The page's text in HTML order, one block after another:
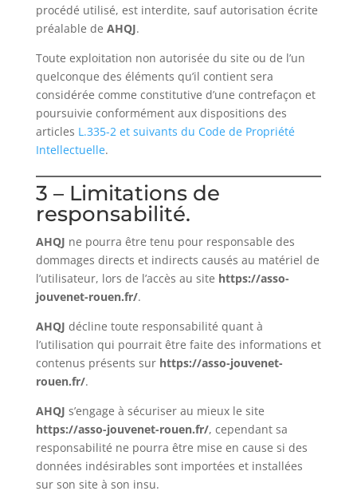
procédé utilisé, est interdite, sauf autorisation écrite
préalable de AHQJ.
Toute exploitation non autorisée du site ou de l’un
quelconque des éléments qu’il contient sera
considérée comme constitutive d’une contrefaçon et
poursuivie conformément aux dispositions des
articles L.335-2 et suivants du Code de Propriété
Intellectuelle.
3 – Limitations de
responsabilité.
AHQJ ne pourra être tenu pour responsable des
dommages directs et indirects causés au matériel de
l’utilisateur, lors de l’accès au site https://asso-
jouvenet-rouen.fr/.
AHQJ décline toute responsabilité quant à
l’utilisation qui pourrait être faite des informations et
contenus présents sur https://asso-jouvenet-
rouen.fr/.
AHQJ s’engage à sécuriser au mieux le site
https://asso-jouvenet-rouen.fr/, cependant sa
responsabilité ne pourra être mise en cause si des
données indésirables sont importées et installées
sur son site à son insu.